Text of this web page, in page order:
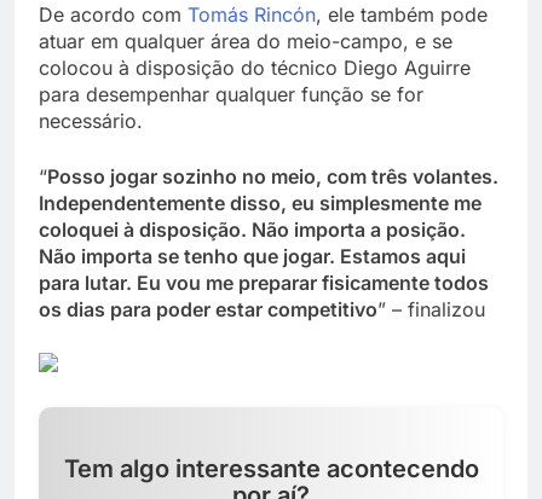
De acordo com Tomás Rincón, ele também pode
atuar em qualquer área do meio-campo, e se
colocou à disposição do técnico Diego Aguirre
para desempenhar qualquer função se for
necessário.
“Posso jogar sozinho no meio, com três volantes.
Independentemente disso, eu simplesmente me
coloquei à disposição. Não importa a posição.
Não importa se tenho que jogar. Estamos aqui
para lutar. Eu vou me preparar fisicamente todos
os dias para poder estar competitivo” – finalizou
Tem algo interessante acontecendo